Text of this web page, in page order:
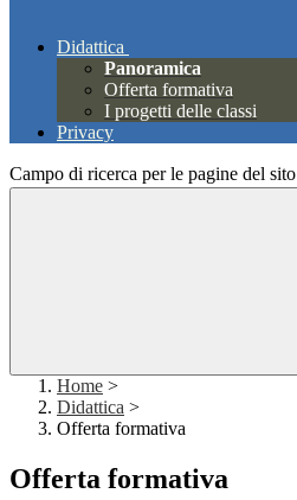
Didattica
Panoramica
Offerta formativa
I progetti delle classi
Privacy
Campo di ricerca per le pagine del sito
Home >
Didattica >
Offerta formativa
Offerta formativa